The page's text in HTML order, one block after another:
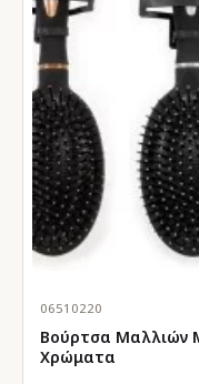
06510220
Βούρτσα Μαλλιών
Χρώματα